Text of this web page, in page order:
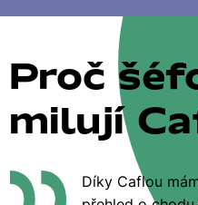
Proč
milují
Díky Caflou